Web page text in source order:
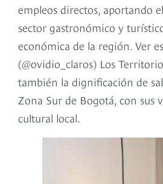
empleos directos, aportando
sector gastronómico y
económica de la región. Ver
(@ovidio_claros) Los
también la dignificación de
Zona Sur de Bogotá, con sus
cultural local.